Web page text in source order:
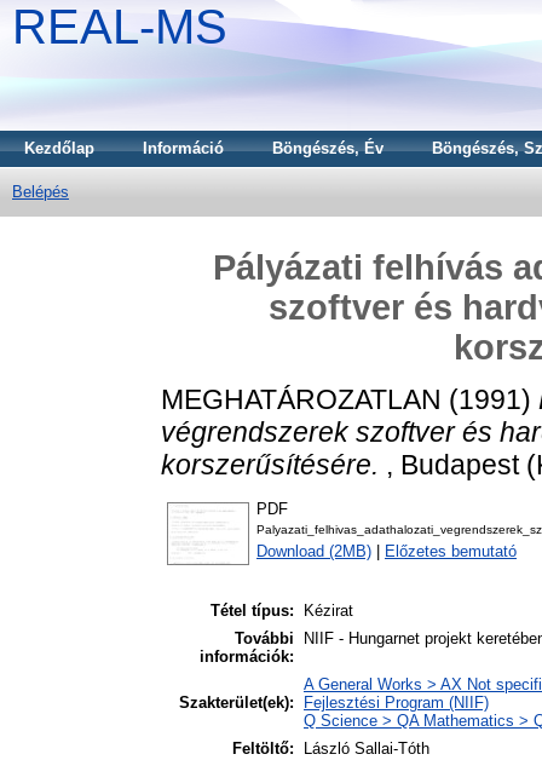
REAL-MS
Kezdőlap Információ Böngészés, Év Böngészés,
Belépés
Pályázati felhívás
szoftver és
MEGHATÁROZATLAN (1991)
végrendszerek szoftver és
korszerűsítésére. , Budapest
PDF
Download (2MB) Előzetes bemutató
Tétel típus:
Kézirat
További
információk:
NIIF - Hungarnet projekt
Szakterület(ek):
A General Works > AX Not
Fejlesztési Program (NIIF)
Q Science > QA Mathematics >
Feltöltő:
László Sallai-Tóth